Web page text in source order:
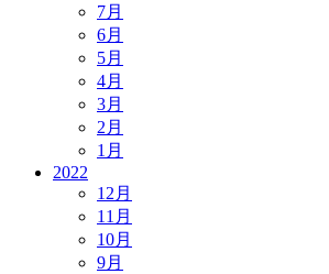
7月
6月
5月
4月
3月
2月
1月
2022
12月
11月
10月
9月